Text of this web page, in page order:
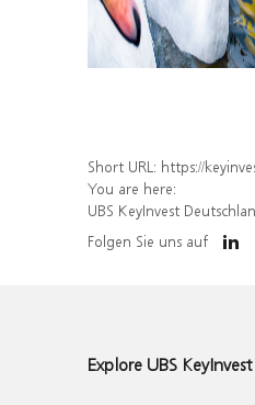
Short URL: https://keyinvest-
You are here:
UBS KeyInvest
Folgen Sie uns auf
Explore UBS KeyInvest